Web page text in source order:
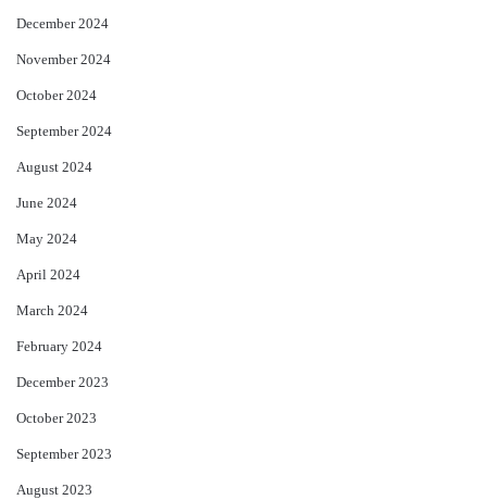
December 2024
November 2024
October 2024
September 2024
August 2024
June 2024
May 2024
April 2024
March 2024
February 2024
December 2023
October 2023
September 2023
August 2023